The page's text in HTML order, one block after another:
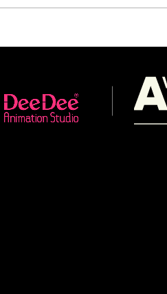
Storyboard 101: Khi mỗi